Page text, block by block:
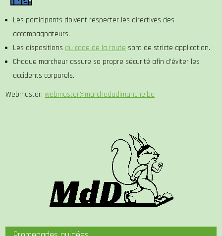
Les participants doivent respecter les directives des
accompagnateurs.
Les dispositions du code de la route sont de stricte application.
Chaque marcheur assure sa propre sécurité afin d’éviter les
accidents corporels.
Webmaster:webmaster@marchedudimanche.be